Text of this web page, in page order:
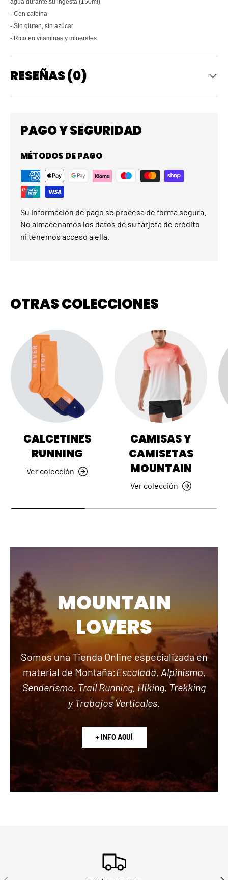
agua durante su ingesta (150ml)
- Con cafeína
- Sin gluten, sin azúcar
- Rico en vitaminas y minerales
RESEÑAS (0)
PAGO Y SEGURIDAD
MÉTODOS DE PAGO
Su información de pago se procesa de forma segura.
No almacenamos los datos de su tarjeta de crédito
ni tenemos acceso a ella.
OTRAS COLECCIONES
CALCETINES
RUNNING
Ver colección
CAMISAS Y
CAMISETAS
MOUNTAIN
Ver colección
MOUNTAIN
LOVERS
Somos una Tienda Online especializada en
material de Montaña:Escalada, Alpinismo,
Senderismo, Trail Running, Hiking, Trekking
y Trabajos Verticales.
+ INFO AQUÍ